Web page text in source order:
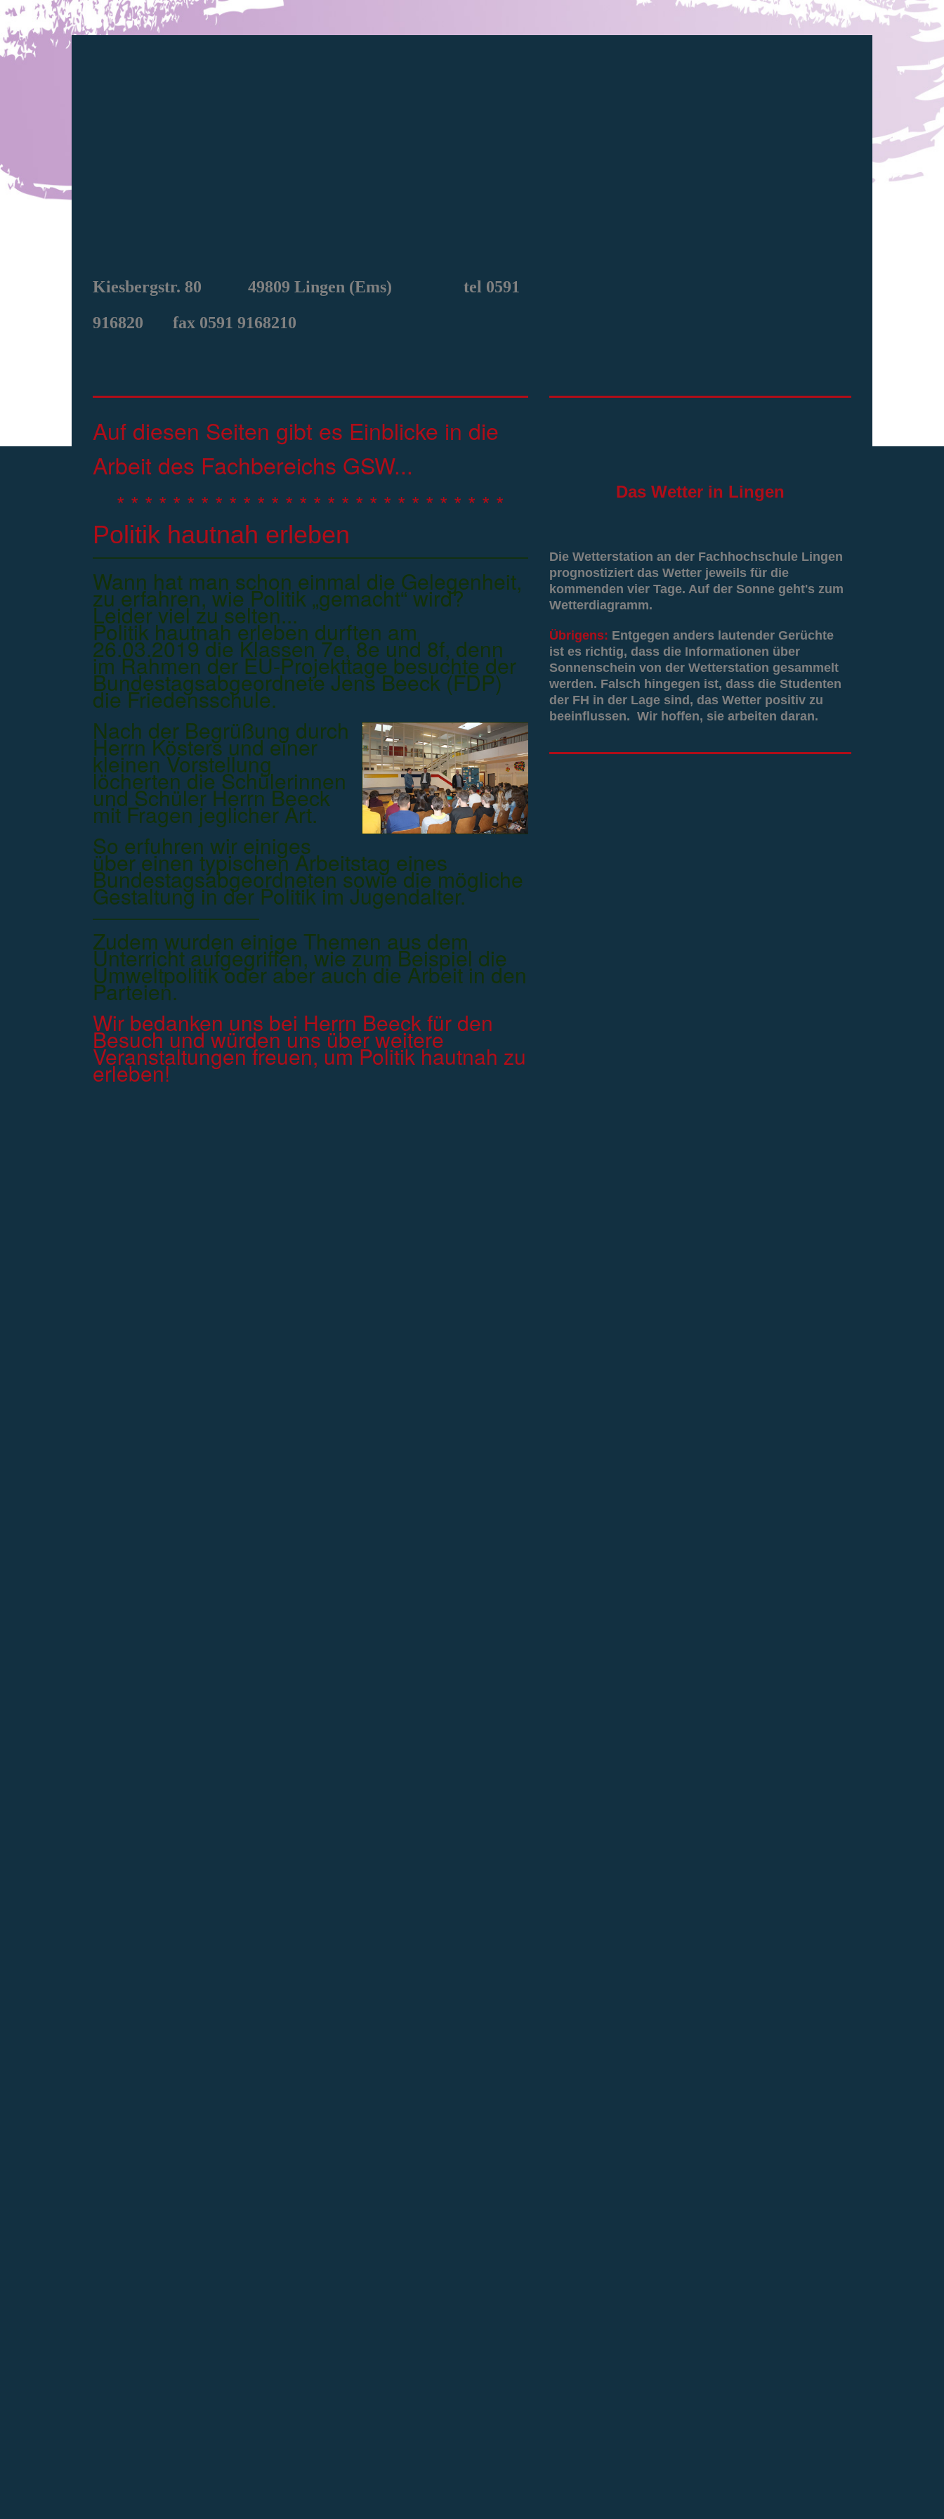
Kiesbergstr. 80 49809 Lingen (Ems) tel 0591
916820 fax 0591 9168210
Auf diesen Seiten gibt es Einblicke in die
Arbeit des Fachbereichs GSW...
* * * * * * * * * * * * * * * * * * * * * * * * * * * *
Politik hautnah erleben
Wann hat man schon einmal die Gelegenheit,
zu erfahren, wie Politik „gemacht“ wird?
Leider viel zu selten...
Politik hautnah erleben durften am
26.03.2019 die Klassen 7e, 8e und 8f, denn
im Rahmen der EU-Projekttage besuchte der
Bundestagsabgeordnete Jens Beeck (FDP)
die Friedensschule.
Nach der Begrüßung durch
Herrn Kösters und einer
kleinen Vorstellung
löcherten die Schülerinnen
und Schüler Herrn Beeck
mit Fragen jeglicher Art.
So erfuhren wir einiges
über einen typischen Arbeitstag eines
Bundestagsabgeordneten sowie die mögliche
Gestaltung in der Politik im Jugendalter.
Zudem wurden einige Themen aus dem
Unterricht aufgegriffen, wie zum Beispiel die
Umweltpolitik oder aber auch die Arbeit in den
Parteien.
Wir bedanken uns bei Herrn Beeck für den
Besuch und würden uns über weitere
Veranstaltungen freuen, um Politik hautnah zu
erleben!
Das Wetter in Lingen
Die Wetterstation an der Fachhochschule Lingen
prognostiziert das Wetter jeweils für die
kommenden vier Tage. Auf der Sonne geht's zum
Wetterdiagramm.
Übrigens: Entgegen anders lautender Gerüchte
ist es richtig, dass die Informationen über
Sonnenschein von der Wetterstation gesammelt
werden. Falsch hingegen ist, dass die Studenten
der FH in der Lage sind, das Wetter positiv zu
beeinflussen. Wir hoffen, sie arbeiten daran.